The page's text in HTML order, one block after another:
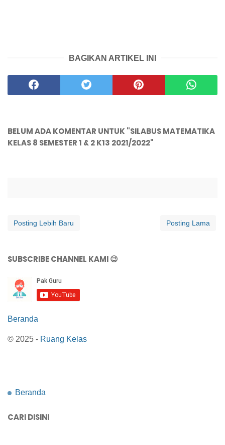
BAGIKAN ARTIKEL INI
BELUM ADA KOMENTAR UNTUK "SILABUS MATEMATIKA
KELAS 8 SEMESTER 1 & 2 K13 2021/2022"
Posting Lebih Baru Posting Lama
SUBSCRIBE CHANNEL KAMI 😉
Beranda
© 2025 - Ruang Kelas
Beranda
CARI DISINI